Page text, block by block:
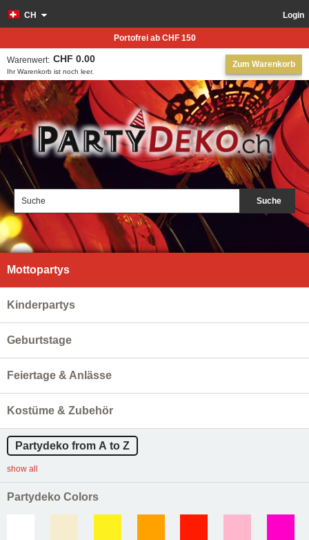
Suche
Login
CH
Zum Warenkorb
Ihr Warenkorb ist noch leer.
Warenwert: CHF 0.00
Portofrei ab CHF 150
Mottopartys
Kinderpartys
Geburtstage
Feiertage & Anlässe
Kostüme & Zubehör
Partydeko from A to Z
show all
Partydeko Colors